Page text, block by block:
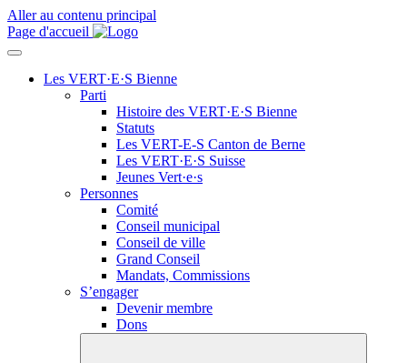
Aller au contenu principal
Page d'accueil
Les VERT·E·S Bienne
Parti
Histoire des VERT·E·S Bienne
Statuts
Les VERT-E-S Canton de Berne
Les VERT·E·S Suisse
Jeunes Vert·e·s
Personnes
Comité
Conseil municipal
Conseil de ville
Grand Conseil
Mandats, Commissions
S’engager
Devenir membre
Dons